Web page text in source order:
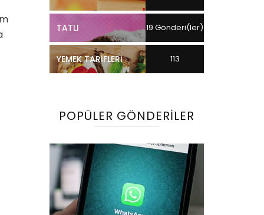
TATLI 19 Gönderi(ler)
YEMEK TARIFLERI 113
POPÜLER GÖNDERILER